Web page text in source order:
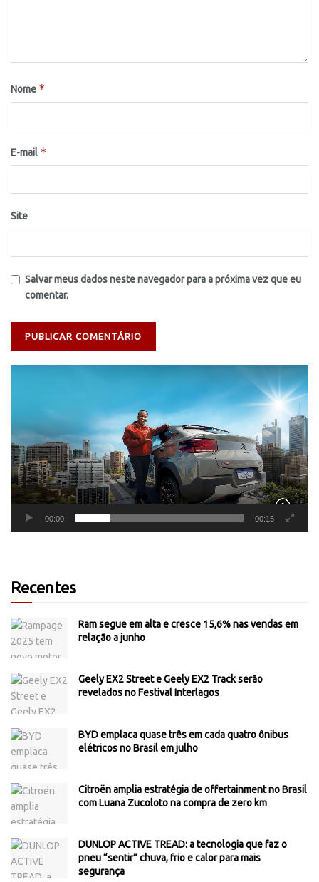
Nome *
E-mail *
Site
Salvar meus dados neste navegador para a próxima vez que eu
comentar.
00:00 00:15
Recentes
Ram segue em alta e cresce 15,6% nas vendas em
relação a junho
Geely EX2 Street e Geely EX2 Track serão
revelados no Festival Interlagos
BYD emplaca quase três em cada quatro ônibus
elétricos no Brasil em julho
Citroën amplia estratégia de offertainment no Brasil
com Luana Zucoloto na compra de zero km
DUNLOP ACTIVE TREAD: a tecnologia que faz o
pneu “sentir” chuva, frio e calor para mais
segurança